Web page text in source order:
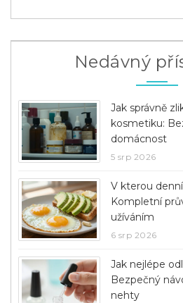
Nedávný
Jak správně
kosmetiku:
domácnost
5 srp 2026
V kterou
Kompletní
užíváním
6 srp 2026
Jak nejlépe
Bezpečný
nehty